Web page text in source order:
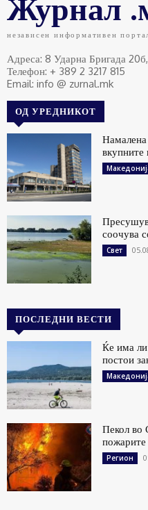
независен информативен
Адреса: 8 Ударна Бригада
Телефон: + 389 2 3217 815
Email: info @ zurnal.mk
ОД УРЕДНИКОТ
Намалена
вкупните
соочува
Свет
ПОСЛЕДНИ ВЕСТИ
Ќе има
постои
Пекол во
пожарите
Регион